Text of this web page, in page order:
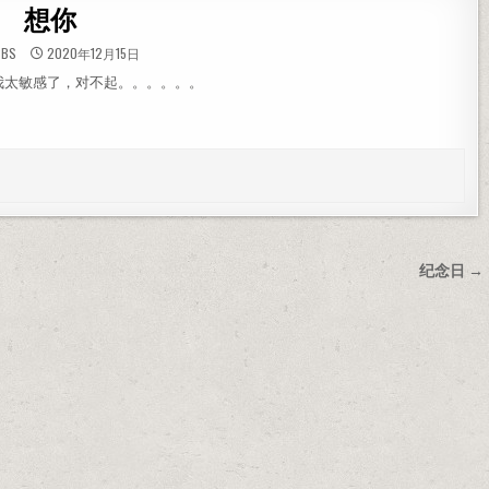
想你
2020年12月15日
敏感了，对不起。。。。。。
纪念日 →